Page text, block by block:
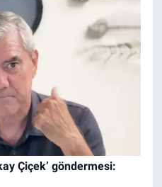
Çiçek’ göndermesi: